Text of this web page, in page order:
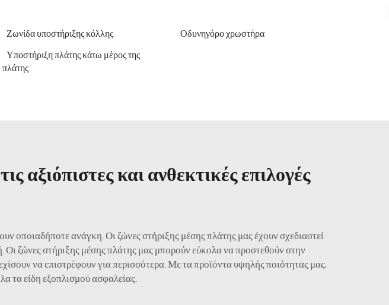
Ζωνίδα υποστήριξης κόλλης Οδυνηγόρο χρωστήρα
Υποστήριξη πλάτης κάτω μέρος της
πλάτης
αξιόπιστες και ανθεκτικές επιλογές
οποιαδήποτε ανάγκη. Οι ζώνες στήριξης μέσης πλάτης μας έχουν σχεδιαστεί
Οι ζώνες στήριξης μέσης πλάτης μας μπορούν εύκολα να προστεθούν στην
να επιστρέφουν για περισσότερα. Με τα προϊόντα υψηλής ποιότητας μας,
τα είδη εξοπλισμού ασφαλείας.